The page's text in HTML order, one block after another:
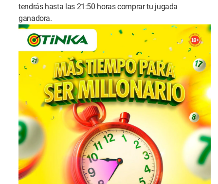
tendrás hasta las 21:50 horas comprar tu jugada
ganadora.